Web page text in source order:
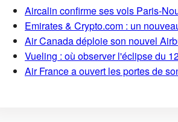
Aircalin confirme ses vols Paris-
Emirates & Crypto.com : un
Air Canada déploie son nouvel
Vueling : où observer l'éclipse du
Air France a ouvert les portes de